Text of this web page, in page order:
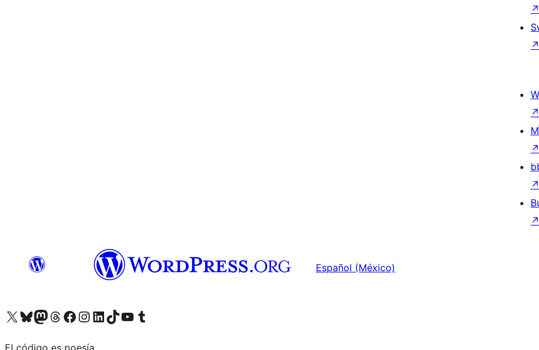
↗
↗
↗
↗
↗
↗
Español (México)
Visita nuestra cuenta de X (anteriormente Twitter)
Visita nuestra cuenta de Bluesky
Visita nuestra cuenta de Mastodon
Visita nuestra cuenta de Threads
Visita nuestra página de Facebook
Visita nuestra cuenta de Instagram
Visita nuestra cuenta de LinkedIn
Visita nuestra cuenta de TikTok
Visita nuestro canal de YouTube
Visita nuestra cuenta de Tumblr